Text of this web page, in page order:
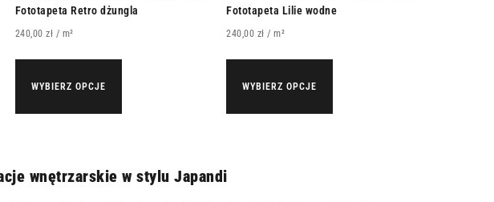
Fototapeta Retro dżungla
240,00zł / m²
WYBIERZ OPCJE
Fototapeta Lilie wodne
240,00 zł / m²
WYBIERZ OPCJE
wnętrzarskie w stylu Japandi